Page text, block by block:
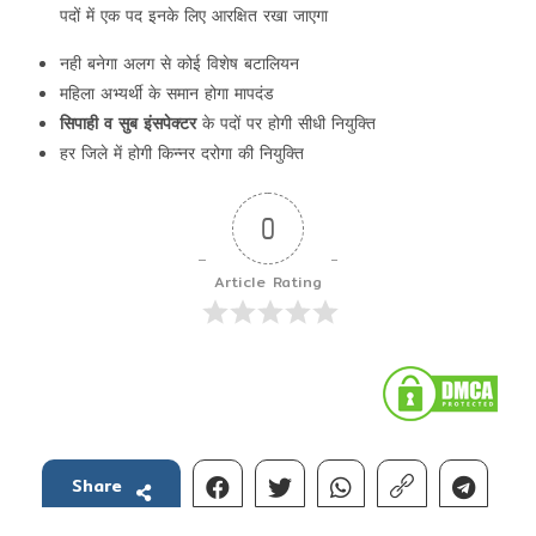
पदों में एक पद इनके लिए आरक्षित रखा जाएगा
नही बनेगा अलग से कोई विशेष बटालियन
महिला अभ्यर्थी के समान होगा मापदंड
सिपाही व सुब इंसपेक्टरके पदों पर होगी सीधी नियुक्ति
हर जिले में होगी किन्नर दरोगा की नियुक्ति
0
Article Rating
Share